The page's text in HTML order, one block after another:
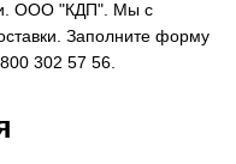
ООО "КДП". Мы с
Заполните форму
302 57 56.